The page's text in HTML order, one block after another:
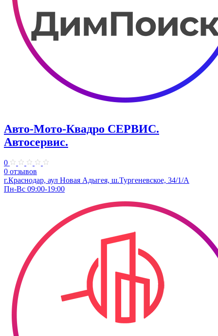
Авто-Мото-Квадро СЕРВИС.
Автосервис.
0
0 отзывов
г.Краснодар, аул Новая Адыгея, ш.Тургеневское, 34/1/А
Пн-Вс 09:00-19:00